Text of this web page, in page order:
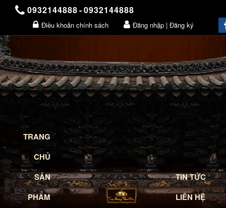
0932144888-0932144888
Điều khoản chính sách
Đăng nhập | Đăng ký
TRANG
CHỦ
SẢN
PHẨM
TIN TỨC
LIÊN HỆ